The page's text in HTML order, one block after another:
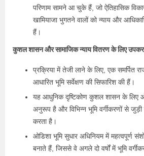
परिणाम सामने आ चुके हैं, जो ऐतिहासिक
खामियाजा भुगतने वालों को न्याय और
हैं।
कुशल शासन और सामाजिक न्याय वितरण के लिए
प्रक्रिया में तेजी लाने के लिए, एक समर्पित
आधारित भूमि सर्वेक्षण की सिफारिश की हैं।
यह आधुनिक दृष्टिकोण कुशल शासन के लिए
अनुरूप है और विभिन्न भूमि वर्गीकरणों से
करता है।
ओडिशा भूमि सुधार अधिनियम में महत्वपूर्ण
बनाते हैं, जिससे वे अगले दो वर्षों में भूमि